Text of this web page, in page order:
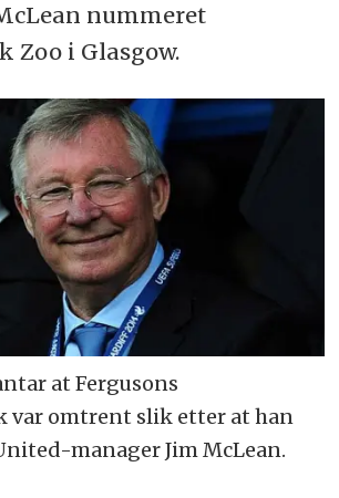
nummeret
Zoo i Glasgow.
at Fergusons
omtrent slik etter at han
manager Jim McLean.